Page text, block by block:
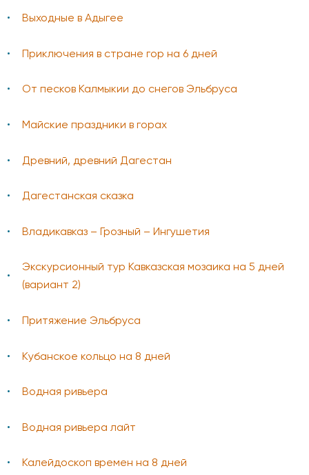
Выходные в Адыгее
Приключения в стране гор на 6 дней
От песков Калмыкии до снегов Эльбруса
Майские праздники в горах
Древний, древний Дагестан
Дагестанская сказка
Владикавказ – Грозный – Ингушетия
Экскурсионный тур Кавказская мозаика на 5 дней
(вариант 2)
Притяжение Эльбруса
Кубанское кольцо на 8 дней
Водная ривьера
Водная ривьера лайт
Калейдоскоп времен на 8 дней